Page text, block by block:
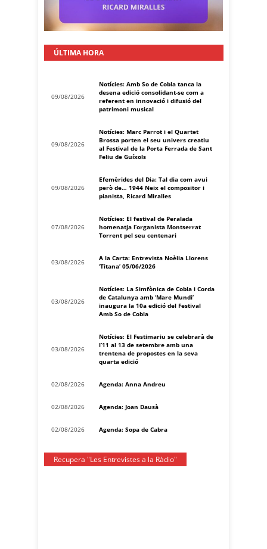
ÚLTIMA HORA
09/08/2026
Notícies: Amb So de Cobla tanca la
desena edició consolidant-se com a
referent en innovació i difusió del
patrimoni musical
09/08/2026
Notícies: Marc Parrot i el Quartet
Brossa porten el seu univers creatiu
al Festival de la Porta Ferrada de Sant
Feliu de Guíxols
09/08/2026
Efemèrides del Dia: Tal dia com avui
però de… 1944 Neix el compositor i
pianista, Ricard Miralles
07/08/2026
Notícies: El festival de Peralada
homenatja l’organista Montserrat
Torrent pel seu centenari
03/08/2026
A la Carta: Entrevista Noèlia Llorens
‘Titana’ 05/06/2026
03/08/2026
Notícies: La Simfònica de Cobla i Corda
de Catalunya amb ‘Mare Mundi’
inaugura la 10a edició del Festival
Amb So de Cobla
03/08/2026
Notícies: El Festimariu se celebrarà de
l’11 al 13 de setembre amb una
trentena de propostes en la seva
quarta edició
02/08/2026 Agenda: Anna Andreu
02/08/2026 Agenda: Joan Dausà
02/08/2026 Agenda: Sopa de Cabra
Recupera "Les Entrevistes a la Ràdio"